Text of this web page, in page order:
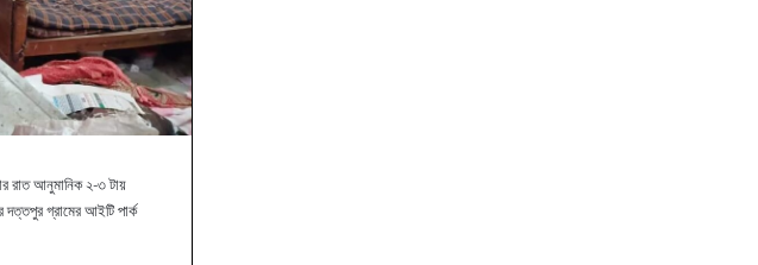
রাত আনুমানিক ২-৩ টায়
গ্রামের আইটি পার্ক